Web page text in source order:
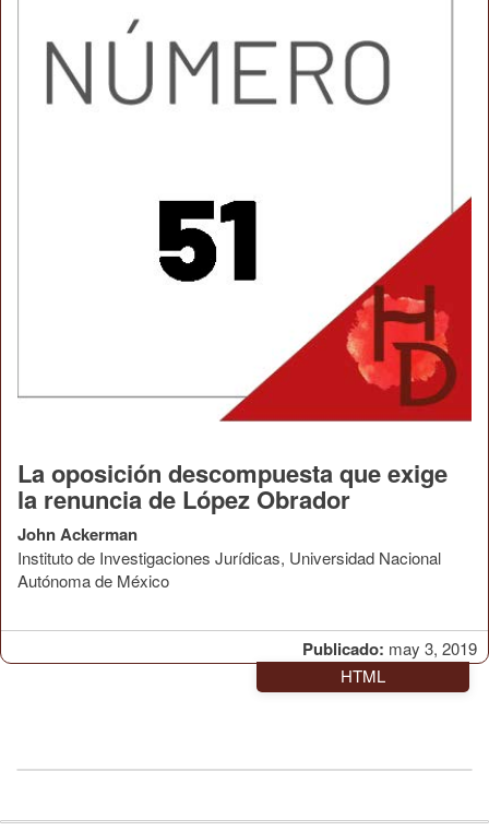
Publicado: may 3, 2019
La oposición descompuesta que exige
la renuncia de López Obrador
John Ackerman
Instituto de Investigaciones Jurídicas, Universidad Nacional
Autónoma de México
HTML